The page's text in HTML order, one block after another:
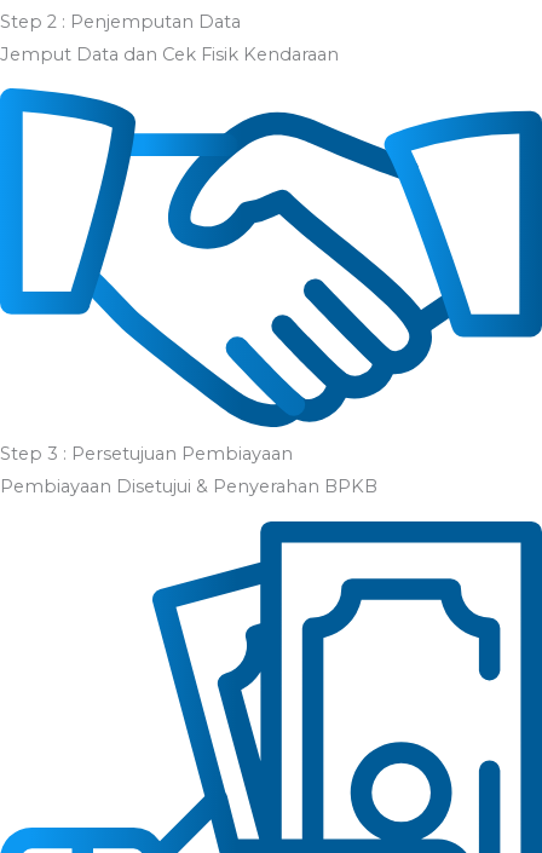
Step 2 : Penjemputan Data
Jemput Data dan Cek Fisik Kendaraan
Step 3 : Persetujuan Pembiayaan
Pembiayaan Disetujui & Penyerahan BPKB